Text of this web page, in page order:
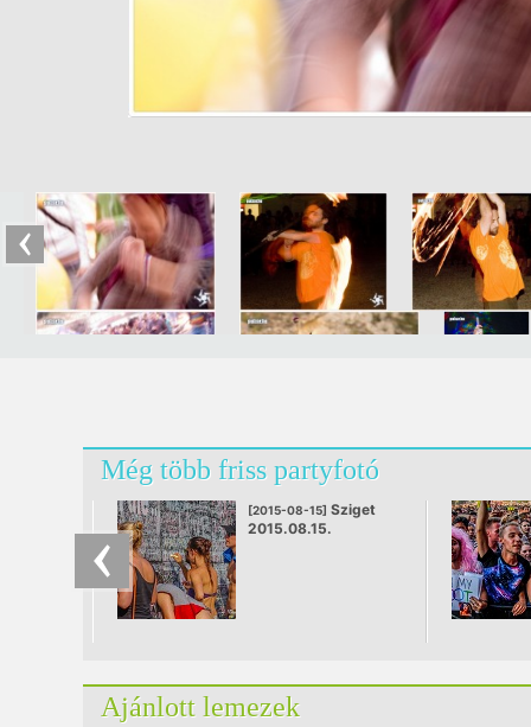
Még több friss partyfotó
[2015-08-15] Sziget
2015.08.15.
Ajánlott lemezek